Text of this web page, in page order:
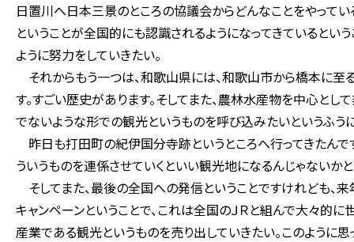
日置川へ日本三景のところの協議会からどんなことをやって
ということが全国的にも認識されるようになってきているとい
ように努力をしていきたい。
それからもう一つは、和歌山県には、和歌山市から橋本に
す。すごい歴史があります。そしてまた、農林水産物を中心と
でないような形での観光というものを呼び込みたいというふう
昨日も打田町の紀伊国分寺跡というところへ行ってきたん
ういうものを連係させていくといい観光地になるんじゃないかと
そしてまた、最後の全国への発信ということですけれども、
キャンペーンということで、これは全国のＪＲと組んで大々的
産業である観光というものを売り出していきたい。このように思